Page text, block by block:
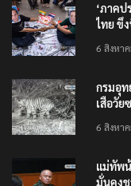
‘ภาคป
ไทย ขึ
6 สิงหา
กรมอุท
เสือวัย
6 สิงหา
แม่ทัพ
มั่นคง